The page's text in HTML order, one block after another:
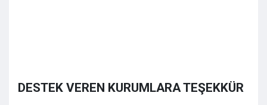
DESTEK VEREN KURUMLARA TEŞEKKÜR